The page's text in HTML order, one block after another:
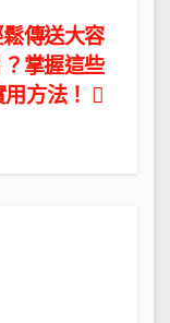
傳送大容
掌握這些
用方法！